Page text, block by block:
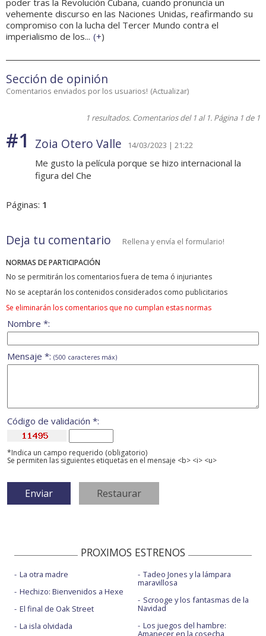
poder tras la Revolución Cubana, cuando pronuncia un
vehemente discurso en las Naciones Unidas, reafirmando su
compromiso con la lucha del Tercer Mundo contra el
imperialismo de los... (+)
Sección de opinión
Comentarios enviados por los usuarios! (Actualizar)
1 resultados. Comentarios del 1 al 1. Página 1 de 1
#1 Zoia Otero Valle 14/03/2023 | 21:22
Me gusto la película porque se hizo internacional la
figura del Che
Páginas: 1
Deja tu comentario Rellena y envía el formulario!
NORMAS DE PARTICIPACIÓN
No se permitirán los comentarios fuera de tema ó injuriantes
No se aceptarán los contenidos considerados como publicitarios
Se eliminarán los comentarios que no cumplan estas normas
Nombre *:
Mensaje *: (500 caracteres máx)
Código de validación *:
*Indica un campo requerido (obligatorio)
Se permiten las siguientes etiquetas en el mensaje <b> <i> <u>
PROXIMOS ESTRENOS
La otra madre
Hechizo: Bienvenidos a Hexe
El final de Oak Street
La isla olvidada
Tadeo Jones y la lámpara
maravillosa
Scrooge y los fantasmas de la
Navidad
Los juegos del hambre:
Amanecer en la cosecha